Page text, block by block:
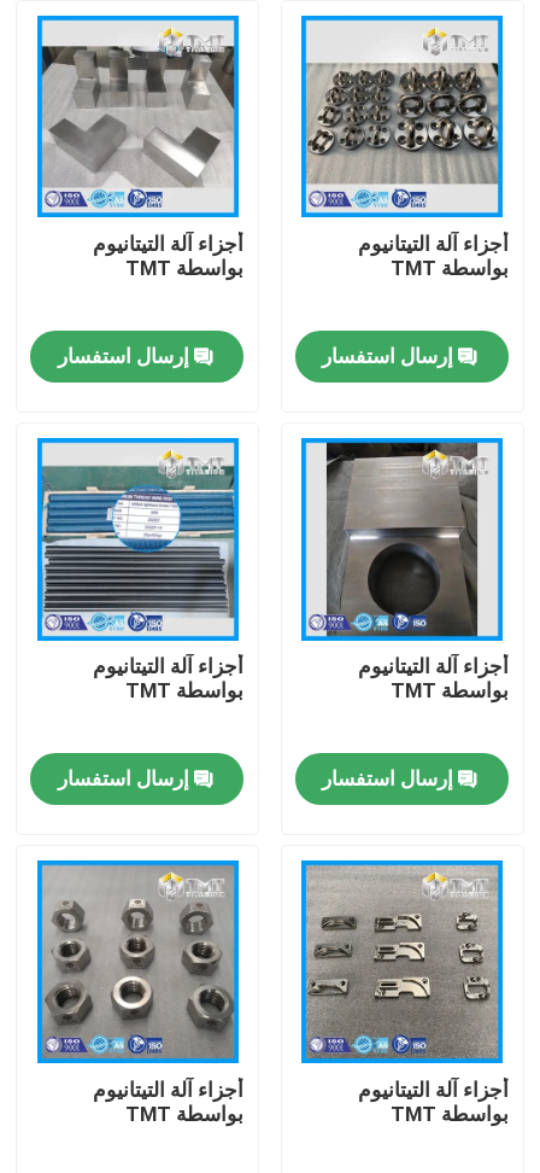
منزل
المنتجات
أشرطة فيديو
حول بنا
جولة في المعمل
ضبط الجودة
اتصل بنا
طلب اقتباس
تيتانيوم بار
أجزاء آلة التيتانيوم
بواسطة TMT
إرسال استفسار
أجزاء آلة التيتانيوم
بواسطة TMT
إرسال استفسار
أجزاء آلة التيتانيوم
بواسطة TMT
إرسال استفسار
أجزاء آلة التيتانيوم
بواسطة TMT
إرسال استفسار
أجزاء آلة التيتانيوم
بواسطة TMT
أجزاء آلة التيتانيوم
بواسطة TMT